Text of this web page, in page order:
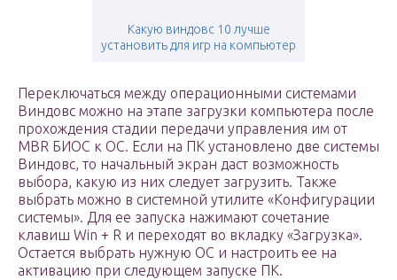
Какую виндовс 10 лучше
установить для игр на компьютер
Переключаться между операционными системами
Виндовс можно на этапе загрузки компьютера после
прохождения стадии передачи управления им от
MBR БИОС к ОС. Если на ПК установлено две системы
Виндовс, то начальный экран даст возможность
выбора, какую из них следует загрузить. Также
выбрать можно в системной утилите «Конфигурации
системы». Для ее запуска нажимают сочетание
клавиш Win + R и переходят во вкладку «Загрузка».
Остается выбрать нужную ОС и настроить ее на
активацию при следующем запуске ПК.